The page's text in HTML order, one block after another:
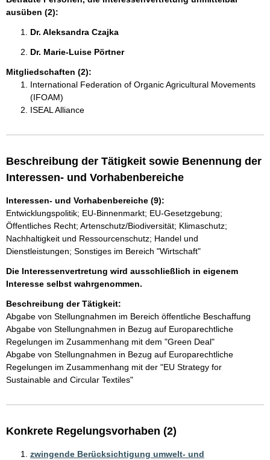
ausüben (2):
Dr. Aleksandra Czajka
Dr. Marie-Luise Pörtner
Mitgliedschaften (2):
International Federation of Organic Agricultural Movements
(IFOAM)
ISEAL Alliance
Beschreibung der Tätigkeit sowie Benennung der
Interessen- und Vorhabenbereiche
Interessen- und Vorhabenbereiche (9):
Entwicklungspolitik; EU-Binnenmarkt; EU-Gesetzgebung;
Öffentliches Recht; Artenschutz/Biodiversität; Klimaschutz;
Nachhaltigkeit und Ressourcenschutz; Handel und
Dienstleistungen; Sonstiges im Bereich "Wirtschaft"
Die Interessenvertretung wird ausschließlich in eigenem
Interesse selbst wahrgenommen.
Beschreibung der Tätigkeit:
Abgabe von Stellungnahmen im Bereich öffentliche Beschaffung
Abgabe von Stellungnahmen in Bezug auf Europarechtliche
Regelungen im Zusammenhang mit dem "Green Deal"
Abgabe von Stellungnahmen in Bezug auf Europarechtliche
Regelungen im Zusammenhang mit der "EU Strategy for
Sustainable and Circular Textiles"
Konkrete Regelungsvorhaben (2)
zwingende Berücksichtigung umwelt- und